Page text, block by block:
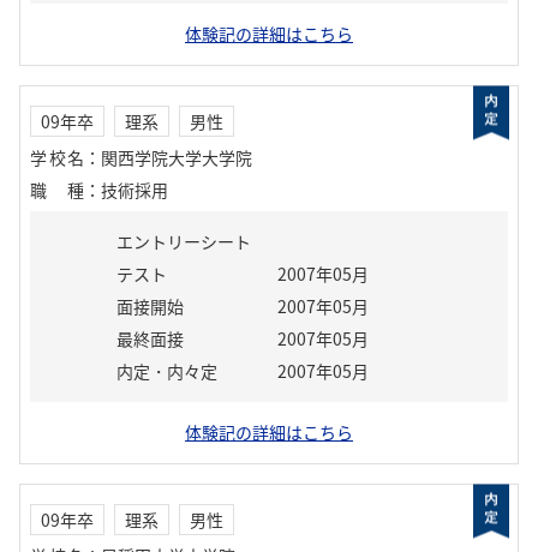
体験記の詳細はこちら
09年卒 理系
男性
学校名 ： 関西学院大学大学院
職種 ： 技術採用
エントリーシート
テスト
2007年05月
面接開始
2007年05月
最終面接
2007年05月
内定・内々定
2007年05月
体験記の詳細はこちら
09年卒 理系
男性